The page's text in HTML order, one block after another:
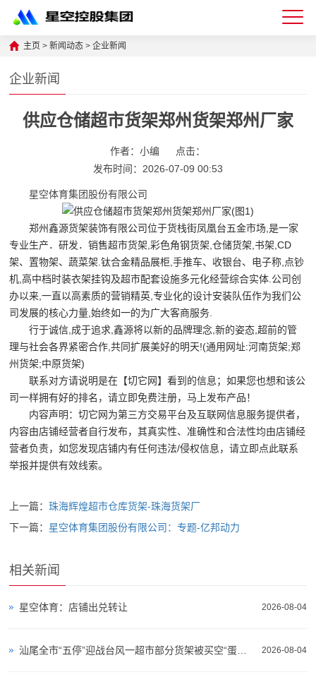
星
空
体
公
司-
仓
储
货
架|
超
货
架|
型
架
商-
星
主页 >新闻动态 >企业新闻
企业新闻
供应仓储超市货架郑州货架郑州厂家
作者：小编
点击：
发布时间：2026-07-09 00:53
星空体育集团股份有限公司
郑州鑫源货架装饰有限公司位于货栈街凤凰台五金市场,是一家
专业生产．研发．销售超市货架,彩色角钢货架,仓储货架,书架,CD
架、置物架、蔬菜架.钛合金精品展柜,手推车、收银台、电子称,点钞
机,高中档时装衣架挂钩及超市配套设施多元化经营综合实体.公司创
办以来,一直以高素质的营销精英,专业化的设计安装队伍作为我们公
司发展的核心力量,始终如一的为广大客商服务.
行于诚信,成于追求,鑫源将以新的品牌理念,新的姿态,超前的管
理与社会各界紧密合作,共同扩展美好的明天!(通用网址:河南货架;郑
州货架;中原货架)
联系对方请说明是在【切它网】看到的信息；如果您也想和该公
司一样拥有好的排名，请立即免费注册，马上发布产品！
内容声明：切它网为第三方交易平台及互联网信息服务提供者，
内容由店铺经营者自行发布，其真实性、准确性和合法性均由店铺经
营者负责，如您发现店铺内有任何违法/侵权信息，请立即点此联系
举报并提供有效线索。
上一篇：珠海辉煌超市仓库货架-珠海货架厂
下一篇： 星空体育集团股份有限公司：专题-亿邦动力
相关新闻
2026-08-04
星空体育：店铺出兑转让
2026-08-04